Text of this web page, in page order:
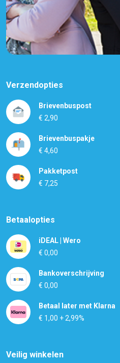
Verzendopties
Brievenbuspost
€ 2,90
Brievenbuspakje
€ 4,60
Pakketpost
€ 7,25
Betaalopties
iDEAL | Wero
€ 0,00
Bankoverschrijving
€ 0,00
Betaal later met Klarna
€ 1,00 + 2,99%
Veilig winkelen